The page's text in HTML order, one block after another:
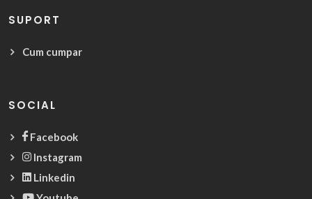
SUPORT
Cum cumpar
SOCIAL
Facebook
Instagram
Linkedin